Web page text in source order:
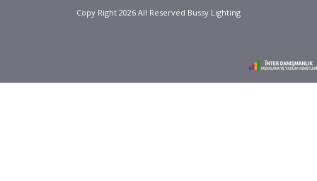
Copy Right 2026 All Reserved Bussy Lighting